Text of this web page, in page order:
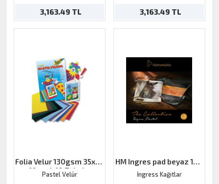
3,163.49 TL 3,163.49 TL
Folia Velur 130gsm 35x50
10 renk 10 Tabaka
Pastel Velür
HM Ingres pad beyaz 100
g
İngress Kağıtlar